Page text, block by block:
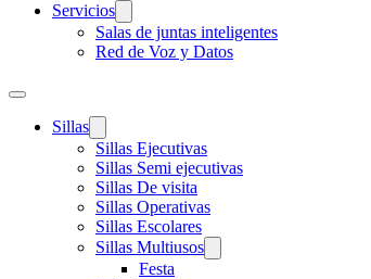
Servicios
Salas de juntas inteligentes
Red de Voz y Datos
Sillas
Sillas Ejecutivas
Sillas Semi ejecutivas
Sillas De visita
Sillas Operativas
Sillas Escolares
Sillas Multiusos
Festa